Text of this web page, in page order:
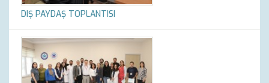
DIŞ PAYDAŞ TOPLANTISI